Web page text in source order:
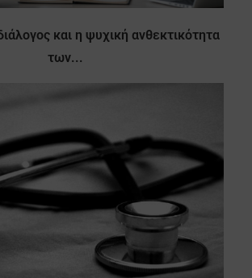
και η ψυχική ανθεκτικότητα
των...